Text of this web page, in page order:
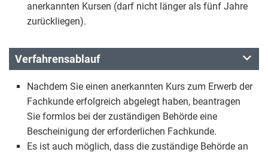
anerkannten Kursen (darf nicht länger als fünf Jahre
zurückliegen).
Verfahrensablauf
Nachdem Sie einen anerkannten Kurs zum Erwerb der
Fachkunde erfolgreich abgelegt haben, beantragen
Sie formlos bei der zuständigen Behörde eine
Bescheinigung der erforderlichen Fachkunde.
Es ist auch möglich, dass die zuständige Behörde an